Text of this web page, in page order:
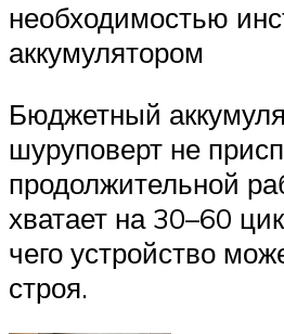
необходимостью
аккумулятором
Бюджетный
шуруповерт не
продолжительной
хватает на 30–60
чего устройство
строя.